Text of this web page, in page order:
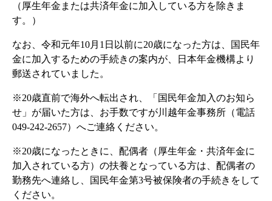
（厚生年金または共済年金に加入している方を除きま
す。）
なお、令和元年10月1日以前に20歳になった方は、国民年
金に加入するための手続きの案内が、日本年金機構より
郵送されていました。
※20歳直前で海外へ転出され、「国民年金加入のお知ら
せ」が届いた方は、お手数ですが川越年金事務所（電話
049-242-2657）へご連絡ください。
※20歳になったときに、配偶者（厚生年金・共済年金に
加入されている方）の扶養となっている方は、配偶者の
勤務先へ連絡し、国民年金第3号被保険者の手続きをして
ください。